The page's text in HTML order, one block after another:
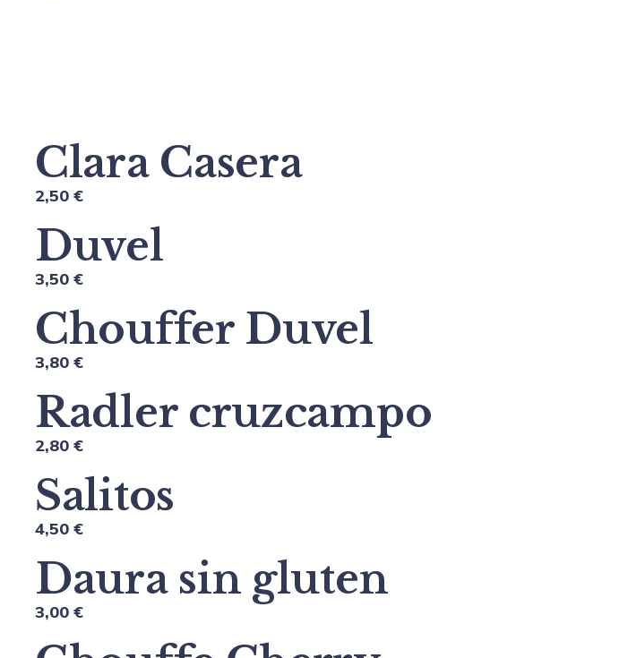
Clara Casera
2,50 €
Duvel
3,50 €
Chouffer Duvel
3,80 €
Radler cruzcampo
2,80 €
Salitos
4,50 €
Daura sin gluten
3,00 €